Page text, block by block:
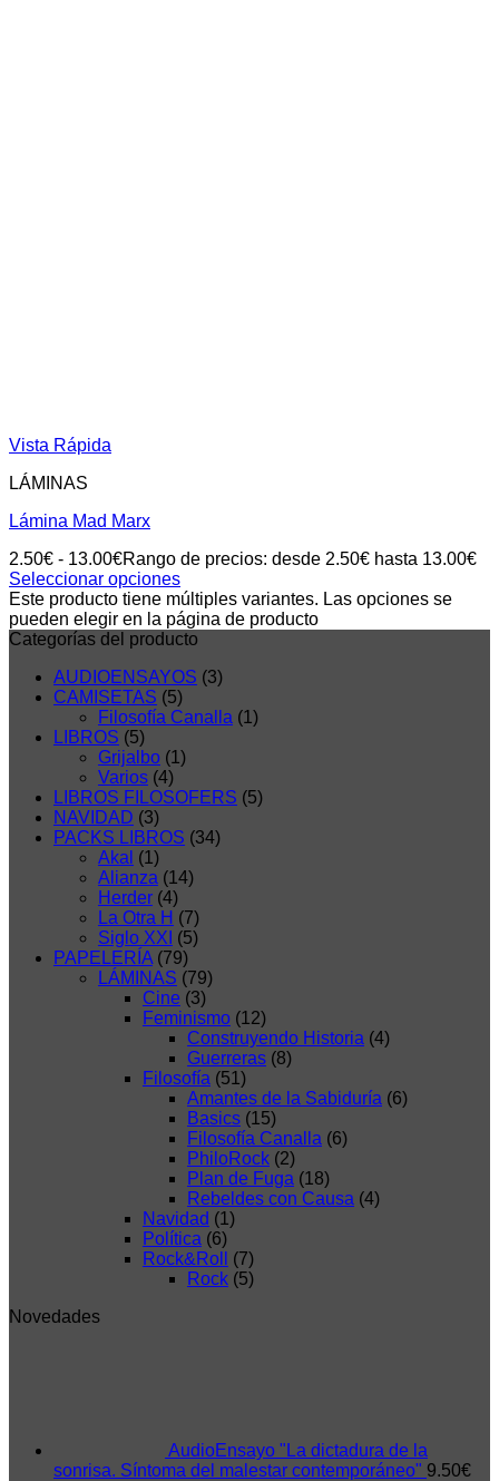
Vista Rápida
LÁMINAS
Lámina Mad Marx
2.50€ - 13.00€Rango de precios: desde 2.50€ hasta 13.00€
Seleccionar opciones
Este producto tiene múltiples variantes. Las opciones se
pueden elegir en la página de producto
Categorías del producto
AUDIOENSAYOS (3)
CAMISETAS (5)
Filosofía Canalla (1)
LIBROS (5)
Grijalbo (1)
Varios (4)
LIBROS FILOSOFERS (5)
NAVIDAD (3)
PACKS LIBROS (34)
Akal (1)
Alianza (14)
Herder (4)
La Otra H (7)
Siglo XXI (5)
PAPELERÍA (79)
LÁMINAS (79)
Cine (3)
Feminismo (12)
Construyendo Historia (4)
Guerreras (8)
Filosofía (51)
Amantes de la Sabiduría (6)
Basics (15)
Filosofía Canalla (6)
PhiloRock (2)
Plan de Fuga (18)
Rebeldes con Causa (4)
Navidad (1)
Política (6)
Rock&Roll
(7)
Rock (5)
Novedades
AudioEnsayo "La dictadura de la
sonrisa. Síntoma del malestar contemporáneo" 9.50€